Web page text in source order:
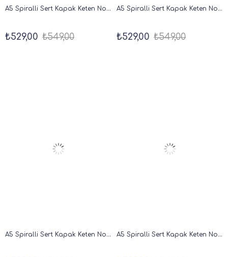
A5 Spiralli Sert Kapak Keten Noktalı Tarihsiz Not Defteri Lacivert
₺529,00 ₺549,00
A5 Spiralli Sert Kapak Keten Noktalı Tarihsiz Not Defteri Mercan
₺529,00 ₺549,00
A5 Spiralli Sert Kapak Keten Noktalı Tarihsiz Not Defteri Koyu Yeşil A5 Spiralli Sert Kapak Keten Noktalı Tarihsiz Not Defteri Kahverengi